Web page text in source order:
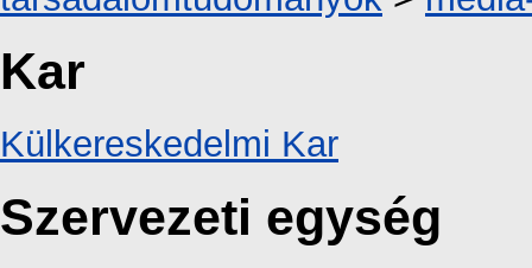
Kar
Külkereskedelmi Kar
Szervezeti egység